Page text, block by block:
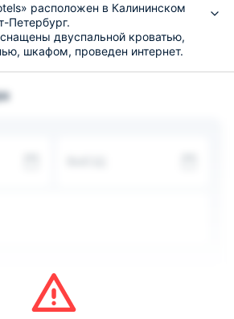
расположен в Калининском
Петербург.
двуспальной кроватью,
шкафом, проведен интернет.
белья.